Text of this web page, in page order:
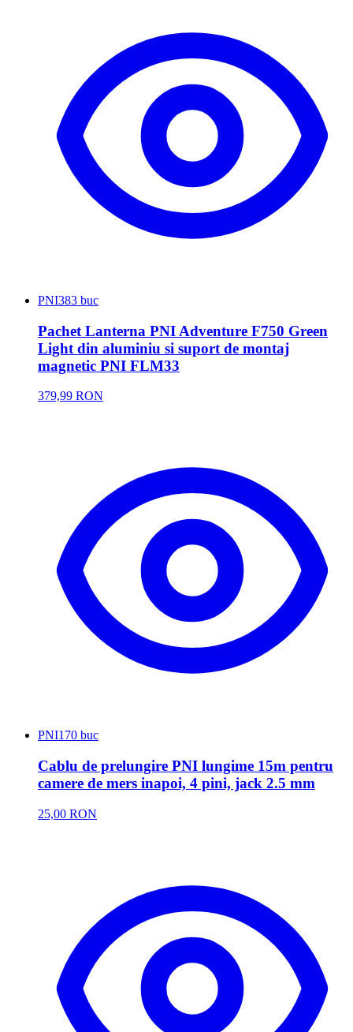
PNI383 buc
Pachet Lanterna PNI Adventure F750 Green
Light din aluminiu si suport de montaj
magnetic PNI FLM33
379,99 RON
PNI170 buc
Cablu de prelungire PNI lungime 15m pentru
camere de mers inapoi, 4 pini, jack 2.5 mm
25,00 RON